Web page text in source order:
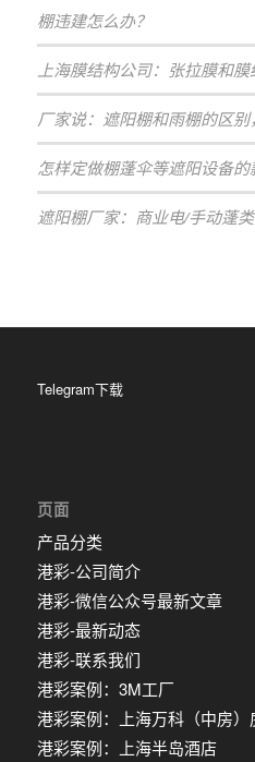
棚违建怎么办？
上海膜结构公司：张拉膜和
厂家说：遮阳棚和雨棚的区
怎样定做棚蓬伞等遮阳设备的
遮阳棚厂家：商业电/手动蓬
Telegram下载
页面
产品分类
港彩-公司简介
港彩-微信公众号最新文章
港彩-最新动态
港彩-联系我们
港彩案例：3M工厂
港彩案例：上海万科（中房）
港彩案例：上海半岛酒店